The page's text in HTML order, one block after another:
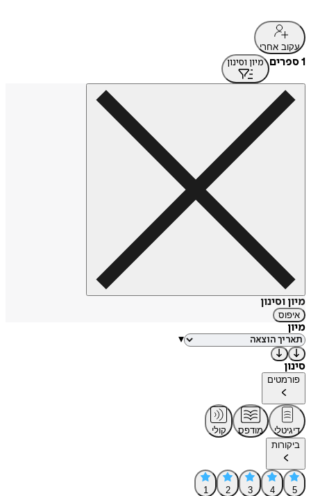
עקוב אחרי
1 ספרים מיון וסינון
מיון וסינון
איפוס
מיון
▾
סינון
פורמטים
דיגיטלי מודפס
קולי
ביקורות
5
4
3
2
1